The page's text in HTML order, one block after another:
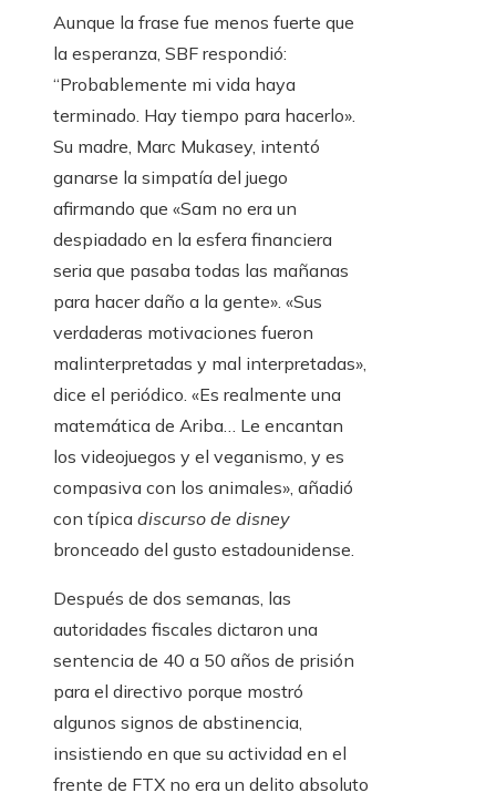
Aunque la frase fue menos fuerte que
la esperanza, SBF respondió:
“Probablemente mi vida haya
terminado. Hay tiempo para hacerlo».
Su madre, Marc Mukasey, intentó
ganarse la simpatía del juego
afirmando que «Sam no era un
despiadado en la esfera financiera
seria que pasaba todas las mañanas
para hacer daño a la gente». «Sus
verdaderas motivaciones fueron
malinterpretadas y mal interpretadas»,
dice el periódico. «Es realmente una
matemática de Ariba… Le encantan
los videojuegos y el veganismo, y es
compasiva con los animales», añadió
con típica discurso de disney
bronceado del gusto estadounidense.
Después de dos semanas, las
autoridades fiscales dictaron una
sentencia de 40 a 50 años de prisión
para el directivo porque mostró
algunos signos de abstinencia,
insistiendo en que su actividad en el
frente de FTX no era un delito absoluto